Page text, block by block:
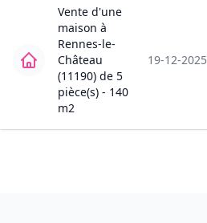
Vente d'une
maison à
Rennes-le-
Château
(11190) de 5
pièce(s) - 140
m2
19-12-2025